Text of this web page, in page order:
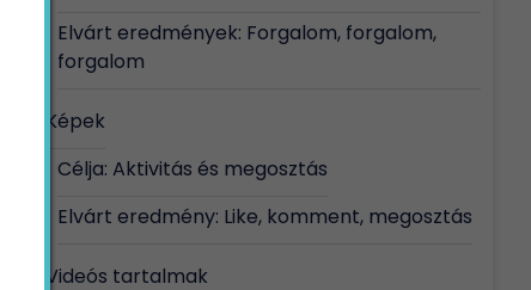
Elvárt eredmények: Forgalom, forgalom,
forgalom
Képek
Célja: Aktivitás és megosztás
Elvárt eredmény: Like, komment, megosztás
Videós tartalmak